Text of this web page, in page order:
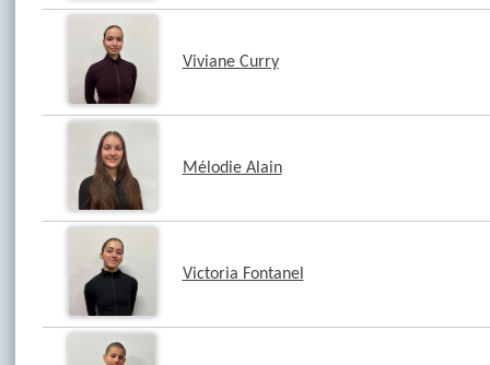
Viviane Curry
Mélodie Alain
Victoria Fontanel